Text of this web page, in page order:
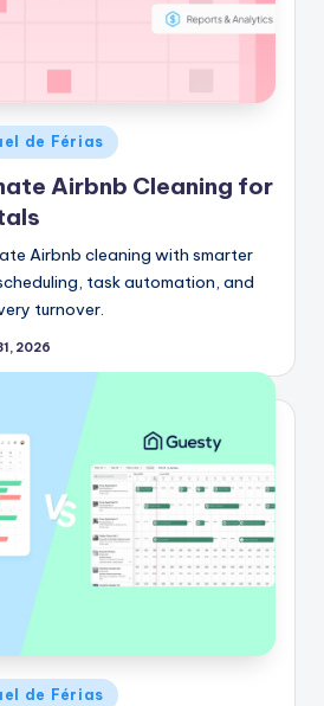
de Férias
Airbnb Cleaning for
Airbnb cleaning with smarter
task automation, and
turnover.
2026
de Férias